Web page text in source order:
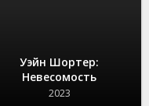
Уэйн Шортер:
Невесомость
2023